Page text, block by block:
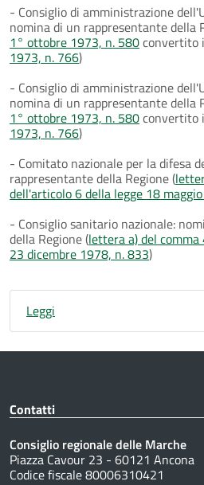
- Consiglio di amministrazione
nomina di un rappresentante della
1° ottobre 1973, n. 580convertito
1973, n. 766)
- Consiglio di amministrazione
nomina di un rappresentante della
1° ottobre 1973, n. 580convertito
1973, n. 766)
- Comitato nazionale per la difesa
rappresentante della Regione (
dell'articolo 6 della legge 18
- Consiglio sanitario nazionale:
della Regione (lettera a) del
23 dicembre 1978, n. 833)
Leggi
Contatti
Consiglio regionale delle Marche
Piazza Cavour 23 - 60121 Ancona
Codice fiscale 80006310421